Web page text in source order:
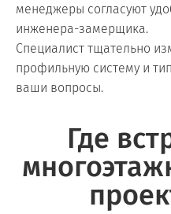
менеджеры согласуют
инженера-замерщика.
Специалист тщательно
профильную систему и
ваши вопросы.
Где